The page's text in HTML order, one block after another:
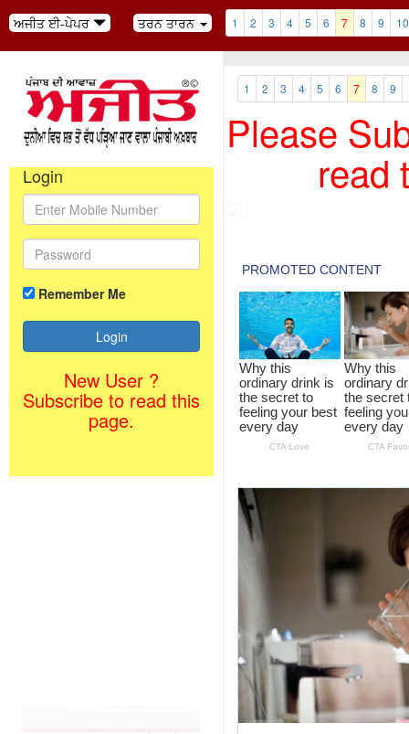
ਅਜੀਤ ਈ-ਪੇਪਰ ਤਰਨ ਤਾਰਨ 1 2 3 4 5 6 7 8 9 10
Login
Remember Me
New User ?
Subscribe to read this
page.
1 2 3 4 5 6 7 8 9
Please
read